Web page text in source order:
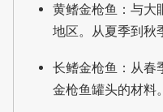
黄鳍金枪鱼：与大
地区。从夏季到秋
长鳍金枪鱼：从春
金枪鱼罐头的材料。